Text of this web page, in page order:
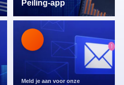
Peiling-app
Meld je aan voor onze